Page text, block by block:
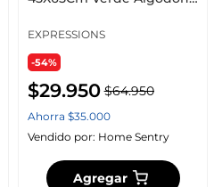
EXPRESSIONS
-54%
$29.950 $64.950
Ahorra $35.000
Vendido por: Home Sentry
Agregar